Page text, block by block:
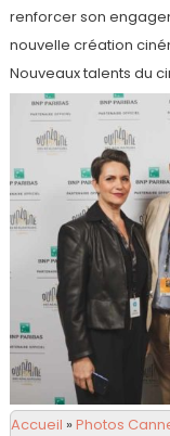
renforcer son
nouvelle création
Nouveaux talents du
Accueil »Photos